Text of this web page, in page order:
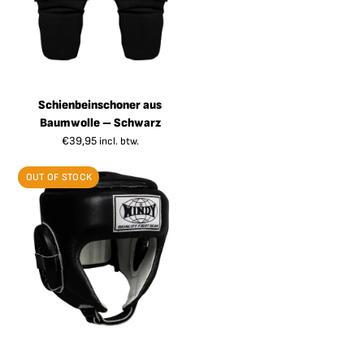
Schienbeinschoner aus
Baumwolle – Schwarz
€39,95 incl. btw.
OUT OF STOCK